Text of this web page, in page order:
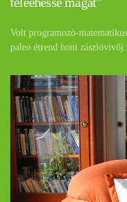
Volt programozó-
paleo étrend honi